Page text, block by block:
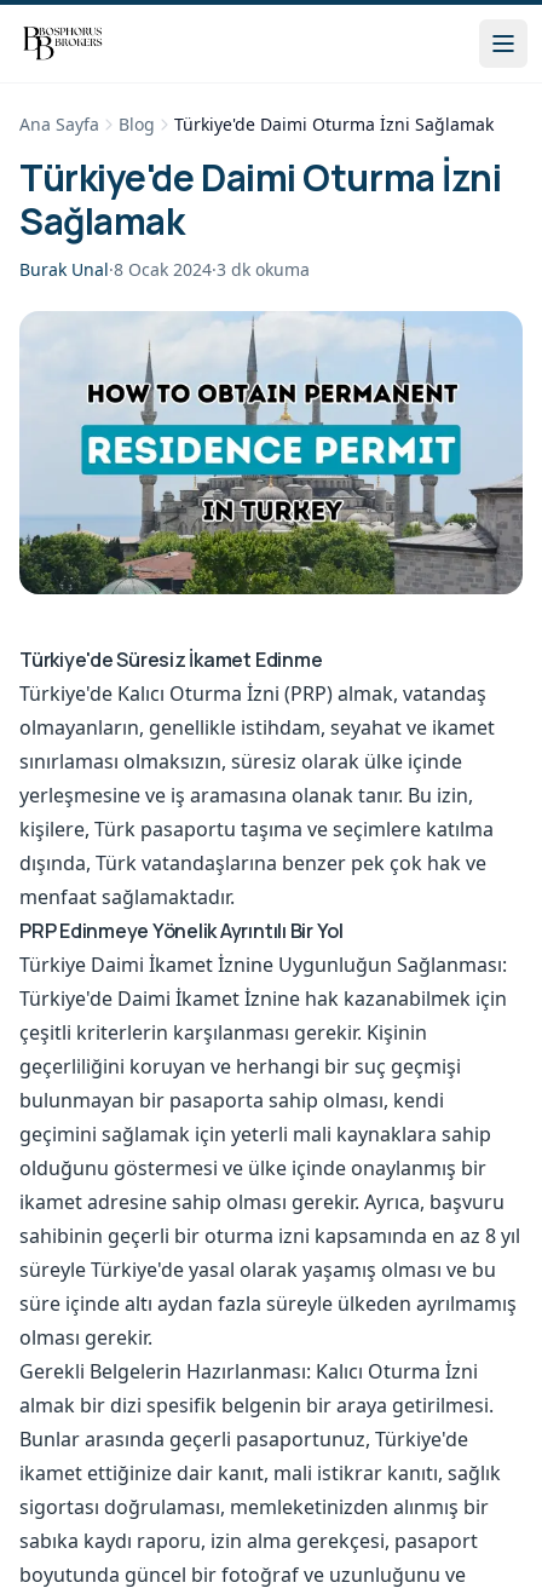
Ana Sayfa Blog Türkiye'de Daimi Oturma İzni Sağlamak
Türkiye'de Daimi Oturma İzni
Sağlamak
Burak Unal·8 Ocak 2024·3 dk okuma
Türkiye'de Süresiz İkamet Edinme
Türkiye'de Kalıcı Oturma İzni (PRP) almak, vatandaş
olmayanların, genellikle istihdam, seyahat ve ikamet
sınırlaması olmaksızın, süresiz olarak ülke içinde
yerleşmesine ve iş aramasına olanak tanır. Bu izin,
kişilere, Türk pasaportu taşıma ve seçimlere katılma
dışında, Türk vatandaşlarına benzer pek çok hak ve
menfaat sağlamaktadır.
PRP Edinmeye Yönelik Ayrıntılı Bir Yol
Türkiye Daimi İkamet İznine Uygunluğun Sağlanması:
Türkiye'de Daimi İkamet İznine hak kazanabilmek için
çeşitli kriterlerin karşılanması gerekir. Kişinin
geçerliliğini koruyan ve herhangi bir suç geçmişi
bulunmayan bir pasaporta sahip olması, kendi
geçimini sağlamak için yeterli mali kaynaklara sahip
olduğunu göstermesi ve ülke içinde onaylanmış bir
ikamet adresine sahip olması gerekir. Ayrıca, başvuru
sahibinin geçerli bir oturma izni kapsamında en az 8 yıl
süreyle Türkiye'de yasal olarak yaşamış olması ve bu
süre içinde altı aydan fazla süreyle ülkeden ayrılmamış
olması gerekir.
Gerekli Belgelerin Hazırlanması: Kalıcı Oturma İzni
almak bir dizi spesifik belgenin bir araya getirilmesi.
Bunlar arasında geçerli pasaportunuz, Türkiye'de
ikamet ettiğinize dair kanıt, mali istikrar kanıtı, sağlık
sigortası doğrulaması, memleketinizden alınmış bir
sabıka kaydı raporu, izin alma gerekçesi, pasaport
boyutunda güncel bir fotoğraf ve uzunluğunu ve